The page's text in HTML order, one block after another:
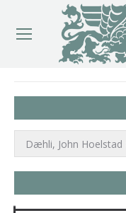
Dæhli, John Hoelstad